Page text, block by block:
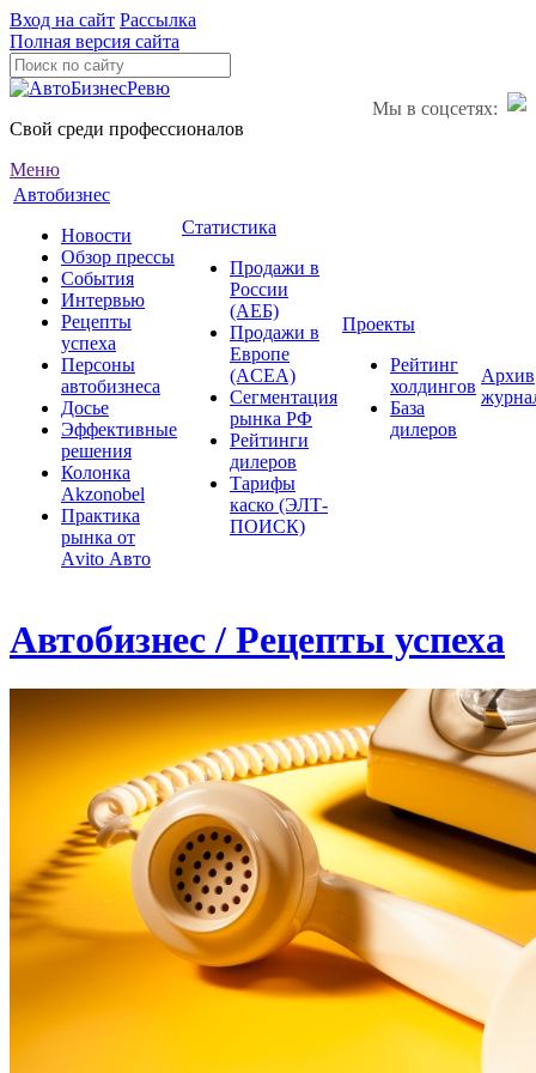
Вход на сайт Рассылка
Полная версия сайта
Мы в соцсетях:
Свой среди профессионалов
Меню
Автобизнес
Новости
Обзор прессы
События
Интервью
Рецепты
успеха
Персоны
автобизнеса
Досье
Эффективные
решения
Колонка
Akzonobel
Практика
рынка от
Аvito Авто
Статистика
Продажи в
России
(АЕБ)
Продажи в
Европе
(ACEA)
Сегментация
рынка РФ
Рейтинги
дилеров
Тарифы
каско (ЭЛТ-
ПОИСК)
Проекты
Рейтинг
холдингов
База
дилеров
Архив
Автобизнес / Рецепты успеха